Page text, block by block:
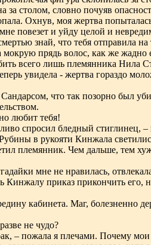
столом, словно почуяв
Охнув, моя жертва
повезет и уйду целой и
знай, что тебя отправила на
мокрую прядь волос, как же
всего лишь племянника Нила
увидела - жертва гораздо
что так позорно был
любит тебя!
спросил бледный стиглинец,
в рукояти Кинжала
племянник. Чем дальше, тем
мне не нравилась,
Кинжалу приказ прикончить его,
кабинета. Маг, болезненно
не чудо?
– пожала я плечами. Почему